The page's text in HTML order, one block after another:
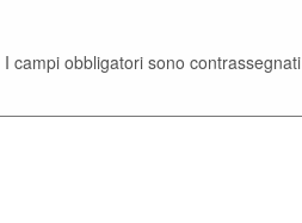
I campi obbligatori sono contrassegnati